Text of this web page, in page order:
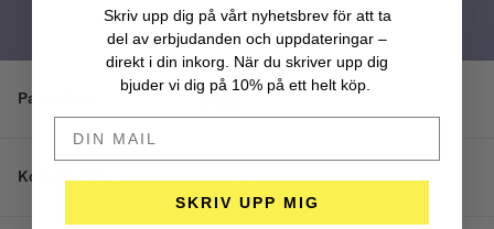
Parfymhus Sniph
Komplexitet Lätt komplex
Skriv upp dig på vårt nyhetsbrev för att ta
del av erbjudanden och uppdateringar –
direkt i din inkorg. När du skriver upp dig
bjuder vi dig på 10% på ett helt köp.
SKRIV UPP MIG